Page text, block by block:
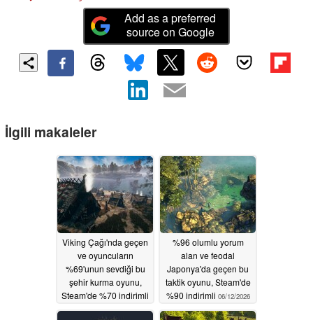
Add as a preferred
source on Google
İlgili makaleler
Viking Çağı'nda geçen
ve oyuncuların
%69'unun sevdiği bu
şehir kurma oyunu,
Steam'de %70 indirimli
06/13/2026
%96 olumlu yorum
alan ve feodal
Japonya'da geçen bu
taktik oyunu, Steam'de
%90 indirimli 06/12/2026